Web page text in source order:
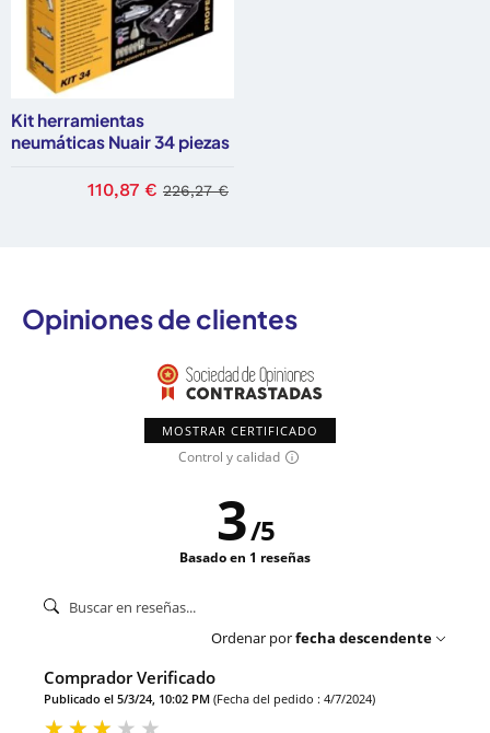
Kit herramientas
neumáticas Nuair 34 piezas
110,87 € 226,27 €
Opiniones de clientes
MOSTRAR CERTIFICADO
Control y calidad
3/5
Basado en 1 reseñas
Ordenar porfecha descendente
Comprador Verificado
Publicado el 5/3/24, 10:02 PM (Fecha del pedido : 4/7/2024)